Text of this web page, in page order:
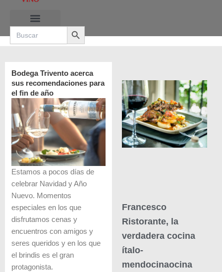
contenido
Search
for:
Search Button
Bodega Trivento acerca
sus recomendaciones para
el fin de año
Estamos a pocos días de
celebrar Navidad y Año
Nuevo. Momentos
especiales en los que
disfrutamos cenas y
encuentros con amigos y
seres queridos y en los que
el brindis es el gran
protagonista.
Francesco
Ristorante, la
verdadera cocina
ítalo-
mendocinaocina